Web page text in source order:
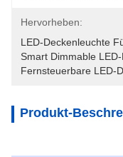
Hervorheben:
LED-Deckenleuchte
Smart Dimmable
Fernsteuerbare LED-
Produkt-